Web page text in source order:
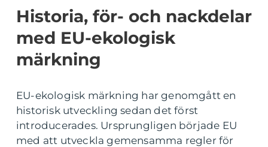
Historia, för- och nackdelar
med EU-ekologisk
märkning
EU-ekologisk märkning har genomgått en
historisk utveckling sedan det först
introducerades. Ursprungligen började EU
med att utveckla gemensamma regler för